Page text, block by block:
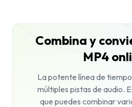
Combina y
MP4
La potente línea de
múltiples pistas de audio.
que puedes combinar